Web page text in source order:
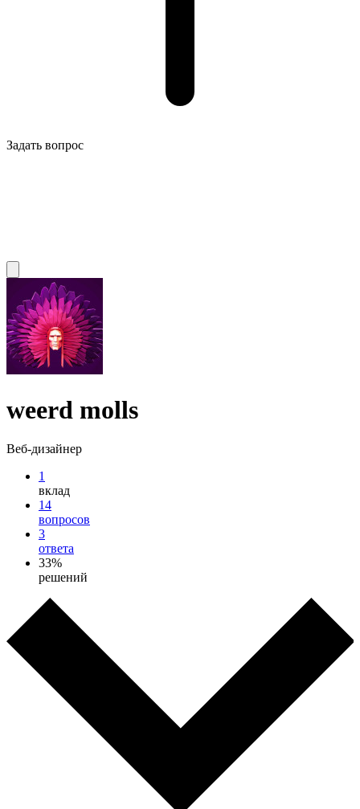
Задать вопрос
weerd molls
Веб-дизайнер
1
вклад
14
вопросов
3
ответа
33%
решений